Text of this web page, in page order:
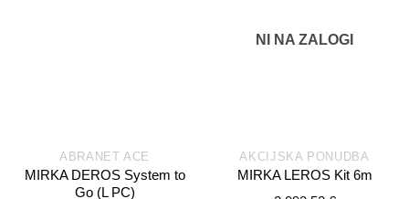
ABRANET ACE
MIRKA DEROS System to
Go (L PC)
NI NA ZALOGI
AKCIJSKA PONUDBA
MIRKA LEROS Kit 6m